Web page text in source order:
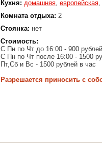
Кухня: домашняя, европейская,
Комната отдыха: 2
Стоянка: нет
Стоимость:
С Пн по Чт до 16:00 - 900
С Пн по Чт после 16:00 - 1500
Пт,Сб и Вс - 1500 рублей в час
Разрешается приносить с